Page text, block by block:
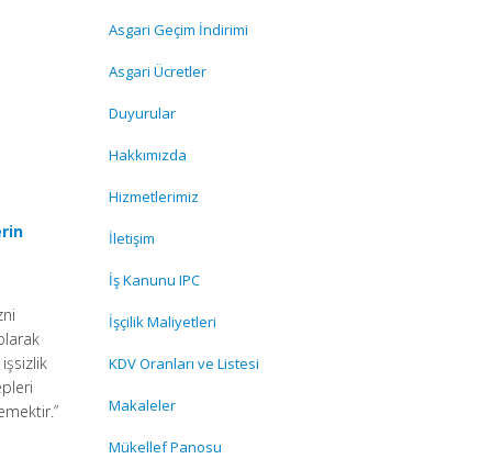
Asgari Geçim İndirimi
Asgari Ücretler
Duyurular
Hakkımızda
Hizmetlerimiz
İletişim
İş Kanunu IPC
İşçilik Maliyetleri
KDV Oranları ve Listesi
Makaleler
Mükellef Panosu